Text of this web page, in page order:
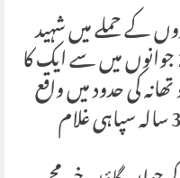
کے حملے میں شہید
ہونے والے پاک فوج کے 23 جوانوں میں سے ایک کا
کی حدود میں واقع
گاؤں خیر محمد ڈاہری سے ہے 35 سالہ سپاہی غلام